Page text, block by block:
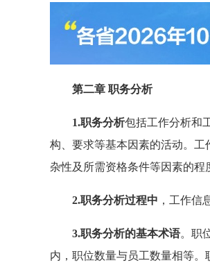
第二章 职务分析
1.职务分析包括工作分析和
构、要求等基本因素的活动。
杂性及所需资格条件等因素的程
2.职务分析过程中 ，工作信
3.职务分析的基本术语。职
内，职位数量与员工数量相等